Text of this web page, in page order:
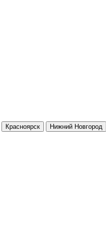
Красноярск Нижний Новгород